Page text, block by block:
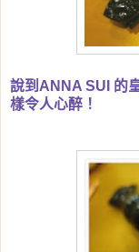
說到ANNA SUI 的
樣令人心醉！